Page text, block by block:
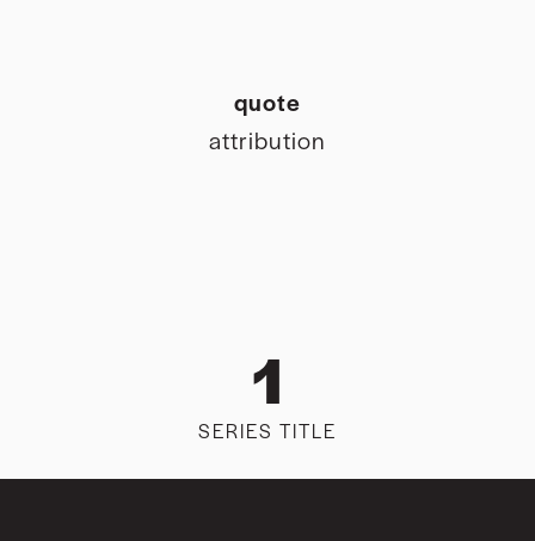
quote
attribution
1
SERIES TITLE